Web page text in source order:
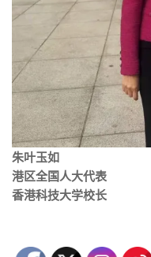
朱叶玉如
港区全国人大代表
香港科技大学校长